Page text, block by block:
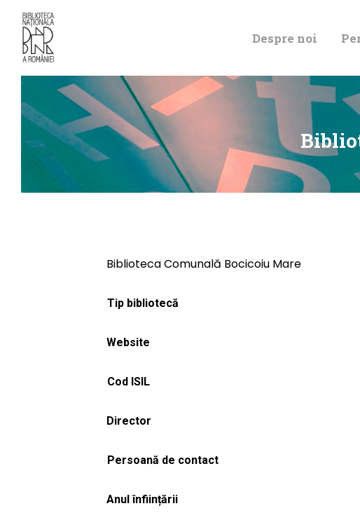
Despre noi
Biblioteca Comunală Bocicoiu Mare
Tip bibliotecă
Website
Cod ISIL
Director
Persoană de contact
Anul înființării